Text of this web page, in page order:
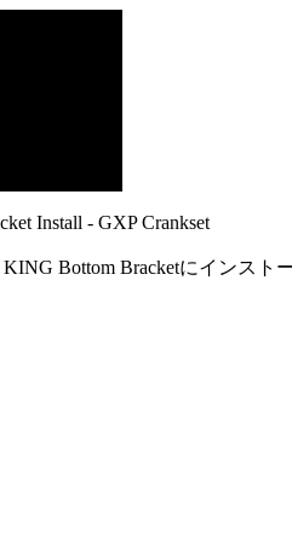
Install - GXP Crankset
Bottom Bracketにインスト